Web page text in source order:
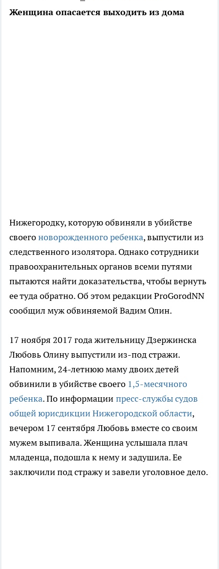
Женщина опасается выходить из дома
Нижегородку, которую обвиняли в убийстве
своегоноворожденного ребенка, выпустили из
следственного изолятора. Однако сотрудники
правоохранительных органов всеми путями
пытаются найти доказательства, чтобы вернуть
ее туда обратно. Об этом редакции ProGorodNN
сообщил муж обвиняемой Вадим Олин.
17 ноября 2017 года жительницу Дзержинска
Любовь Олину выпустили из-под стражи.
Напомним, 24-летнюю маму двоих детей
обвинили в убийстве своего 1,5-месячного
ребенка. По информации пресс-службы судов
общей юрисдикции Нижегородской области,
вечером 17 сентября Любовь вместе со своим
мужем выпивала. Женщина услышала плач
младенца, подошла к нему и задушила. Ее
заключили под стражу и завели уголовное дело.